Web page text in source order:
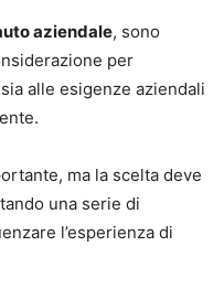
aziendale, sono
per
alle esigenze aziendali
ma la scelta deve
una serie di
l’esperienza di